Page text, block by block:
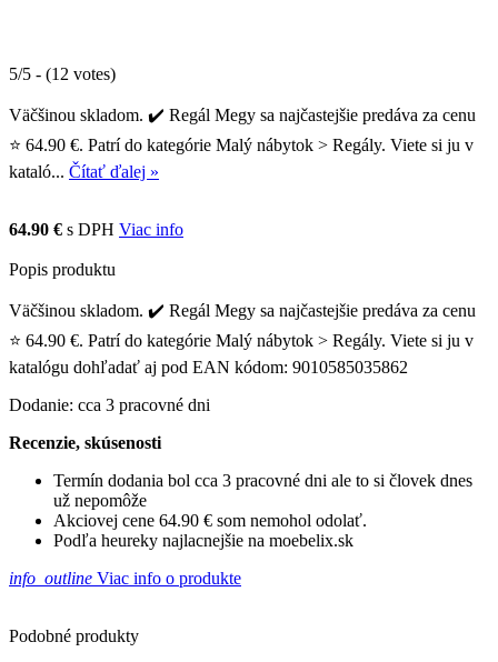
5/5 - (12 votes)
Väčšinou skladom. ✔️ Regál Megy sa najčastejšie predáva za cenu
⭐ 64.90 €. Patrí do kategórie Malý nábytok > Regály. Viete si ju v
kataló... Čítať ďalej »
64.90 € s DPH Viac info
Popis produktu
Väčšinou skladom. ✔️ Regál Megy sa najčastejšie predáva za cenu
⭐ 64.90 €. Patrí do kategórie Malý nábytok > Regály. Viete si ju v
katalógu dohľadať aj pod EAN kódom: 9010585035862
Dodanie: cca 3 pracovné dni
Recenzie, skúsenosti
Termín dodania bol cca 3 pracovné dni ale to si človek dnes
už nepomôže
Akciovej cene 64.90 € som nemohol odolať.
Podľa heureky najlacnejšie na moebelix.sk
info_outline Viac info o produkte
Podobné produkty